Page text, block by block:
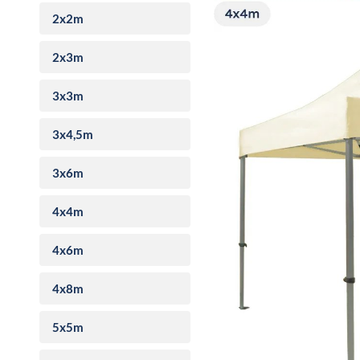
2x2m
2x3m
3x3m
3x4,5m
3x6m
4x4m
4x6m
4x8m
5x5m